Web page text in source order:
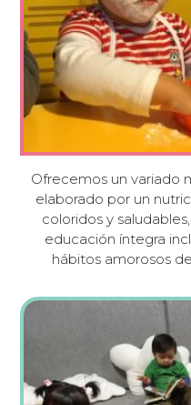
Ofrecemos un variado
elaborado por un
coloridos y
educación íntegra
hábitos amorosos